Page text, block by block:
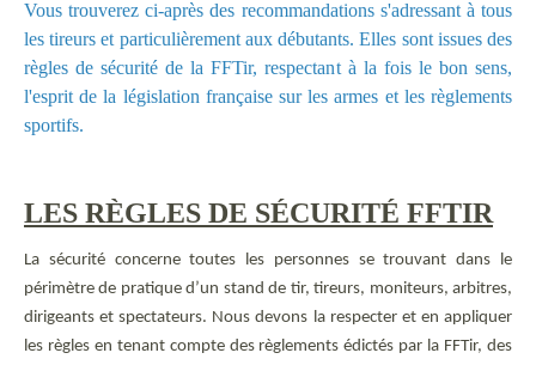
Vous trouverez ci-après des recommandations s'adressant à tous
les tireurs et particulièrement aux débutants. Elles sont issues des
règles de sécurité de la FFTir, respectant à la fois le bon sens,
l'esprit de la législation française sur les armes et les règlements
sportifs.
LES RÈGLES DE SÉCURITÉ FFTIR
La sécurité concerne toutes les personnes se trouvant dans le
périmètre de pratique d’un stand de tir, tireurs, moniteurs, arbitres,
dirigeants et spectateurs. Nous devons la respecter et en appliquer
les règles en tenant compte des règlements édictés par la FFTir, des